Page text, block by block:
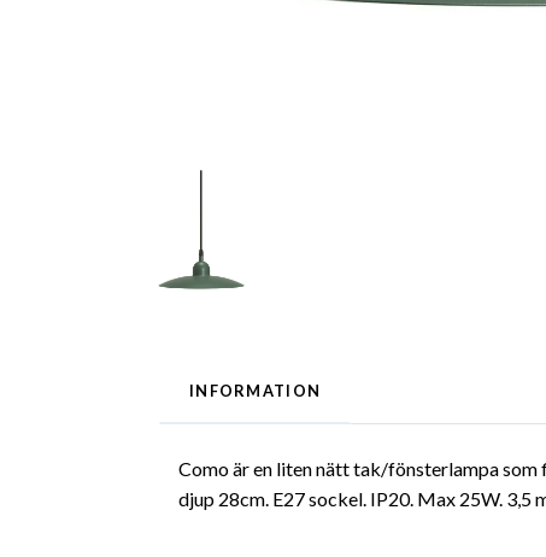
INFORMATION
Como är en liten nätt tak/fönsterlampa som
djup 28cm. E27 sockel. IP20. Max 25W.